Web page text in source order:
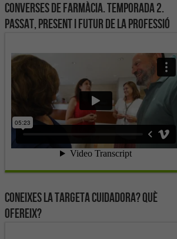
Converses de farmàcia. Temporada 2.
Passat, present i futur de la professió
Coneixes la targeta cuidadora? Què
ofereix?